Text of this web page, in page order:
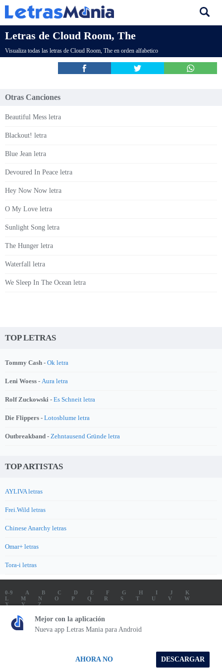
Letras de Cloud Room, The
Visualiza todas las letras de Cloud Room, The en orden alfabetico
Otras Canciones
Beautiful Mess letra
Blackout! letra
Blue Jean letra
Devoured In Peace letra
Hey Now Now letra
O My Love letra
Sunlight Song letra
The Hunger letra
Waterfall letra
We Sleep In The Ocean letra
TOP LETRAS
Tommy Cash - Ok letra
Leni Woess - Aura letra
Rolf Zuckowski - Es Schneit letra
Die Flippers - Lotosblume letra
Outbreakband - Zehntausend Gründe letra
TOP ARTISTAS
AYLIVA letras
Frei.Wild letras
Chinese Anarchy letras
Omar+ letras
Tora-i letras
0-9 A B C D E F G H I J
K
L
M N O P Q R S T U V
W
X
Y
Z
LETRAS
SOUNDTRACK LETRAS
TOP 100 LETRAS
ENVIA LETRAS
Letrasmania.com - Copyright © 2026 - All Rights Reserved
Mejor con la aplicación
Nueva app Letras Mania para Android
DESCARGAR
AHORA NO